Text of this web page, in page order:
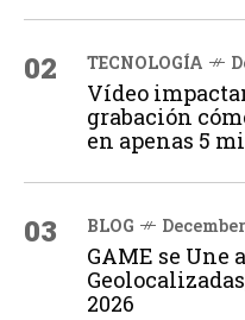
02 TECNOLOGÍA
Vídeo
grabación
en apenas 5
03 BLOG
GAME se Une
2026